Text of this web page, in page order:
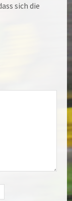
sich die